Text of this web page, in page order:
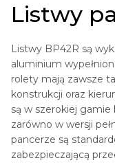
Listwy
Listwy BP42R są
aluminium
rolety mają zawsze
konstrukcji oraz
są w szerokiej
zarówno w wersji
pancerze są
zabezpieczającą